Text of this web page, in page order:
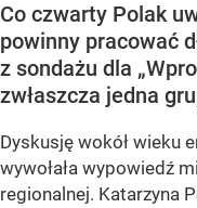
Co czwarty Polak
powinny pracować
z sondażu dla
zwłaszcza jedna
Dyskusję wokół wieku
wywołała wypowiedź
regionalnej. Katarzyna